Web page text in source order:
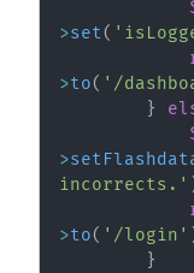
>set(
>to( '/
}
>
incorrects.'
>to( '/login'
}